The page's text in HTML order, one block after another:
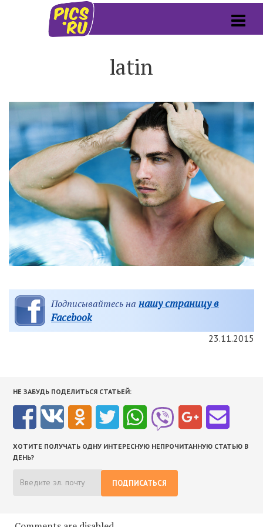
latin
Подписывайтесь на нашу страницу в
Facebook
23.11.2015
НЕ ЗАБУДЬ ПОДЕЛИТЬСЯ СТАТЬЕЙ:
ХОТИТЕ ПОЛУЧАТЬ ОДНУ ИНТЕРЕСНУЮ НЕПРОЧИТАННУЮ СТАТЬЮ В
ДЕНЬ?
ПОДПИСАТЬСЯ